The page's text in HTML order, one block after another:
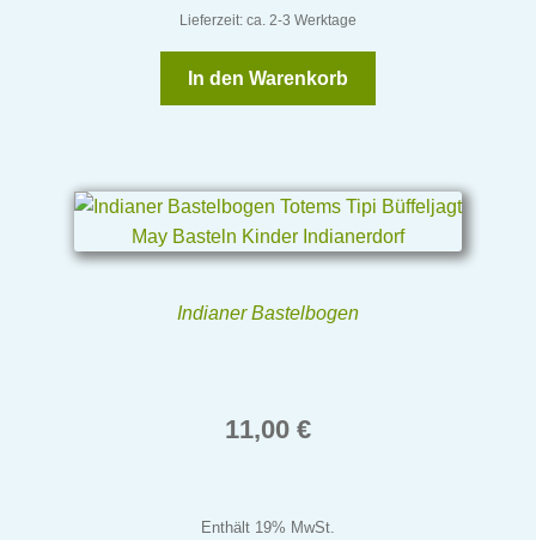
Lieferzeit: ca. 2-3 Werktage
In den Warenkorb
Indianer Bastelbogen
11,00 €
Enthält 19% MwSt.